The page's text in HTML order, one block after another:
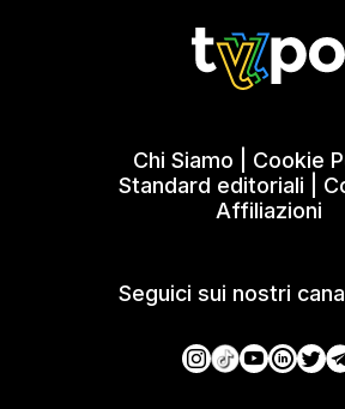
Chi Siamo Cookie
Standard editoriali
Affiliazioni
Seguici sui nostri